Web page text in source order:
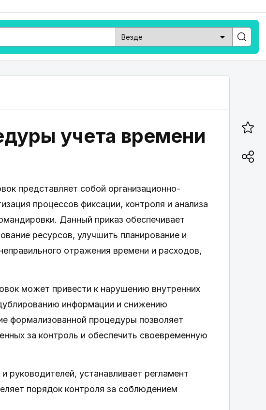
учета времени
представляет собой организационно-
процессов фиксации, контроля и анализа
Данный приказ обеспечивает
ресурсов, улучшить планирование и
отражения времени и расходов,
может привести к нарушению внутренних
информации и снижению
формализованной процедуры позволяет
за контроль и обеспечить своевременную
руководителей, устанавливает регламент
порядок контроля за соблюдением